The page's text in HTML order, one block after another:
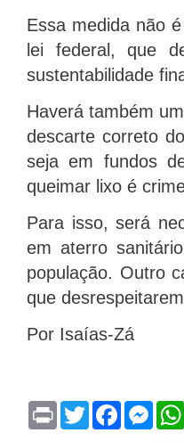
Essa medida não
lei federal, que
sustentabilidade
Haverá também
descarte correto
seja em fundos
queimar lixo é
Para isso, será
em aterro
população. Outro
que
Por Isaías-Zá
P
T
w
F
M